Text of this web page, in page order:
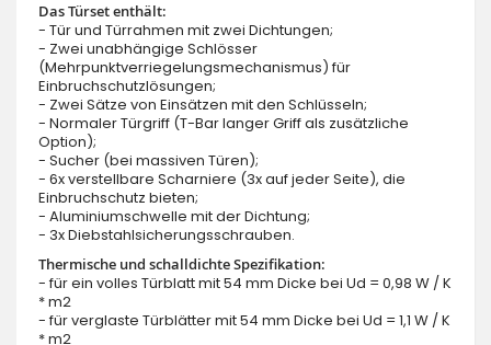
Das Türset enthält:
- Tür und Türrahmen mit zwei Dichtungen;
- Zwei unabhängige Schlösser
(Mehrpunktverriegelungsmechanismus) für
Einbruchschutzlösungen;
- Zwei Sätze von Einsätzen mit den Schlüsseln;
- Normaler Türgriff (T-Bar langer Griff als zusätzliche
Option);
- Sucher (bei massiven Türen);
- 6x verstellbare Scharniere (3x auf jeder Seite), die
Einbruchschutz bieten;
- Aluminiumschwelle mit der Dichtung;
- 3x Diebstahlsicherungsschrauben.
Thermische und schalldichte Spezifikation:
- für ein volles Türblatt mit 54 mm Dicke bei Ud = 0,98 W / K
* m2
- für verglaste Türblätter mit 54 mm Dicke bei Ud = 1,1 W / K
* m2